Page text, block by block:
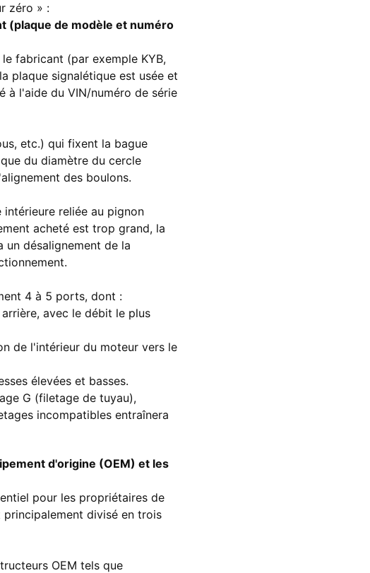
zéro » :
(plaque de modèle et numéro
fabricant (par exemple KYB,
plaque signalétique est usée et
à l'aide du VIN/numéro de série
etc.) qui fixent la bague
du diamètre du cercle
des boulons.
reliée au pignon
acheté est trop grand, la
désalignement de la
4 à 5 ports, dont :
avec le débit le plus
de l'intérieur du moteur vers le
élevées et basses.
G (filetage de tuyau),
incompatibles entraînera
d'origine (OEM) et les
pour les propriétaires de
principalement divisé en trois
OEM tels que